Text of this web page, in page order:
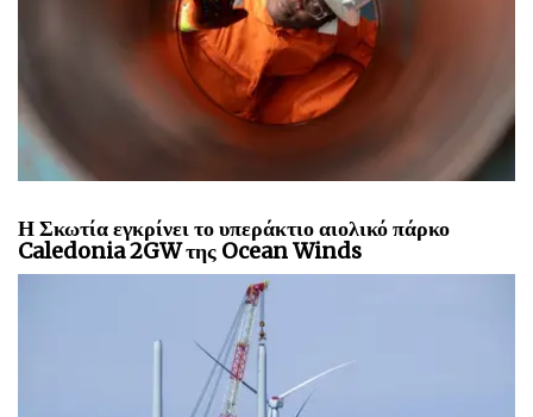
Η Σκωτία εγκρίνει το υπεράκτιο αιολικό πάρκο
Caledonia 2GW της Ocean Winds